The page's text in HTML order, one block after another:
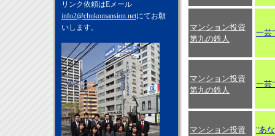
マンション投資
第九の鉄人
一芸
マンション投資
第九の鉄人
一芸
マンション投資
"あ
リンク依頼はEメール
info2@chukomansion.netにてお願
いします。